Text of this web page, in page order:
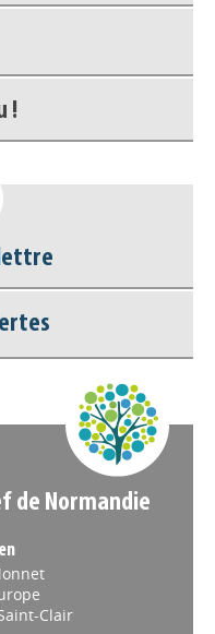
!
de Normandie
Clair